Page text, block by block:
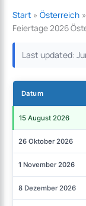
Start
Österreich
Feiertage 2026
Last updated:
Datum
15 August 2026
26 Oktober 2026
1 November 2026
8 Dezember 2026